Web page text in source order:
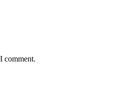
comment.